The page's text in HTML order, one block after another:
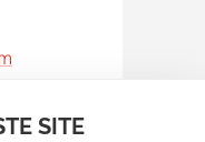
SITE